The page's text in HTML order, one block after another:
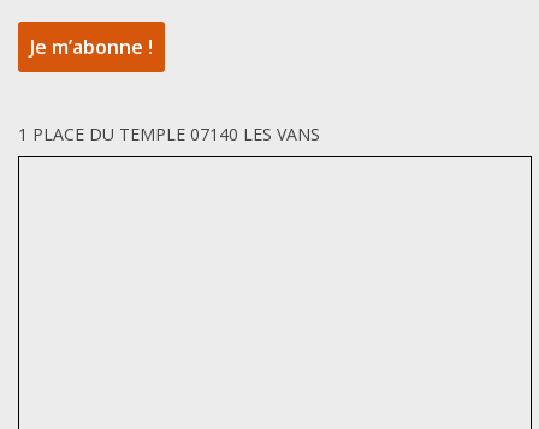
1 PLACE DU TEMPLE 07140 LES VANS